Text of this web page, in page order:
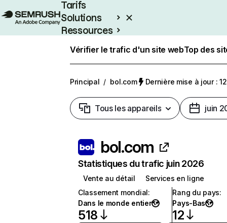
Tarifs
Solutions
Ressources
Vérifier le trafic d'un site webTop des
Principal / bol.com Dernière mise à jour :
Tous les appareils juin
bol.com
Statistiques du trafic juin 2026
Vente au détail
Services en ligne
Classement mondial:
Dans le monde entier
518
Rang du pays:
Pays-Bas
12